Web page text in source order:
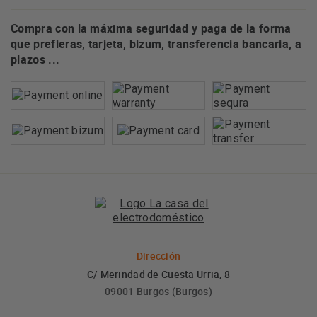
Compra con la máxima seguridad y paga de la forma
que prefieras, tarjeta, bizum, transferencia bancaria, a
plazos ...
Dirección
C/ Merindad de Cuesta Urria, 8
09001 Burgos (Burgos)